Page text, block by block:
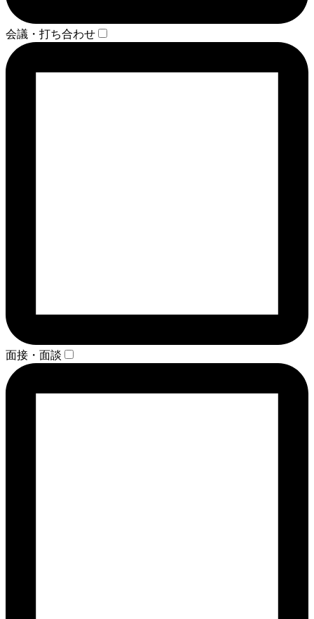
会議・打ち合わせ
面接・面談